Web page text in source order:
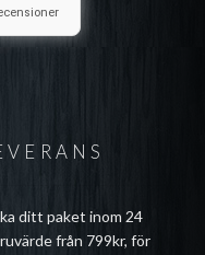
ditt paket inom 24
från 799kr, för